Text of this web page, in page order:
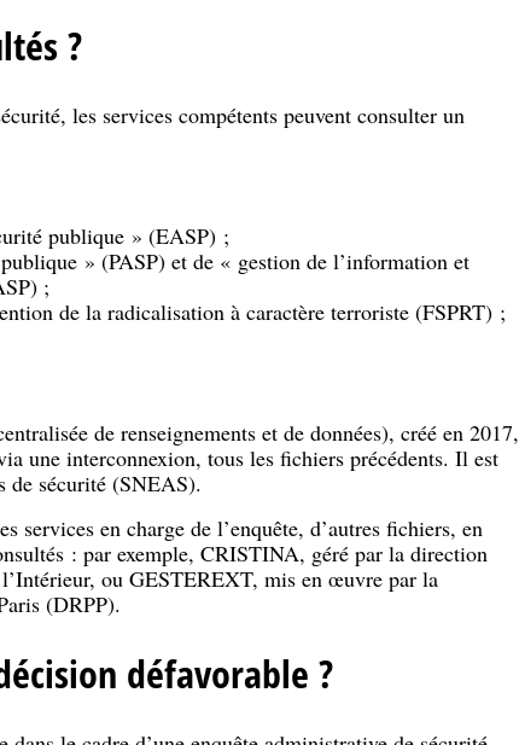
?
les services compétents peuvent consulter un
publique » (EASP) ;
» (PASP) et de « gestion de l’information et
;
de la radicalisation à caractère terroriste (FSPRT) ;
de renseignements et de données), créé en 2017,
une interconnexion, tous les fichiers précédents. Il est
de sécurité (SNEAS).
en charge de l’enquête, d’autres fichiers, en
: par exemple, CRISTINA, géré par la direction
ou GESTEREXT, mis en œuvre par la
(DRPP).
défavorable ?